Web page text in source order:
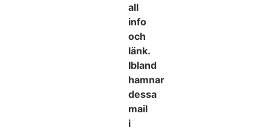
all
info
och
länk.
Ibland
hamnar
dessa
mail
i